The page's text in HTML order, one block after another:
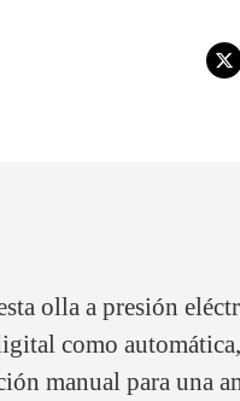
olla a presión
como
manual para una